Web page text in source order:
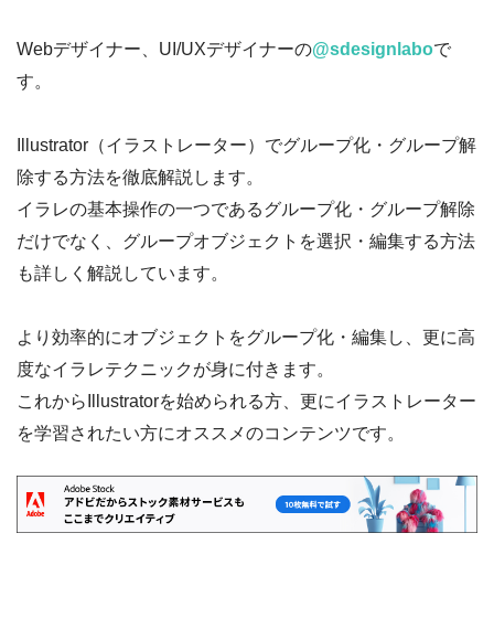
Webデザイナー、UI/UXデザイナーの@sdesignlaboで
す。
Illustrator（イラストレーター）でグループ化・グループ解
除する方法を徹底解説します。
イラレの基本操作の一つであるグループ化・グループ解除
だけでなく、グループオブジェクトを選択・編集する方法
も詳しく解説しています。
より効率的にオブジェクトをグループ化・編集し、更に高
度なイラレテクニックが身に付きます。
これからIllustratorを始められる方、更にイラストレーター
を学習されたい方にオススメのコンテンツです。